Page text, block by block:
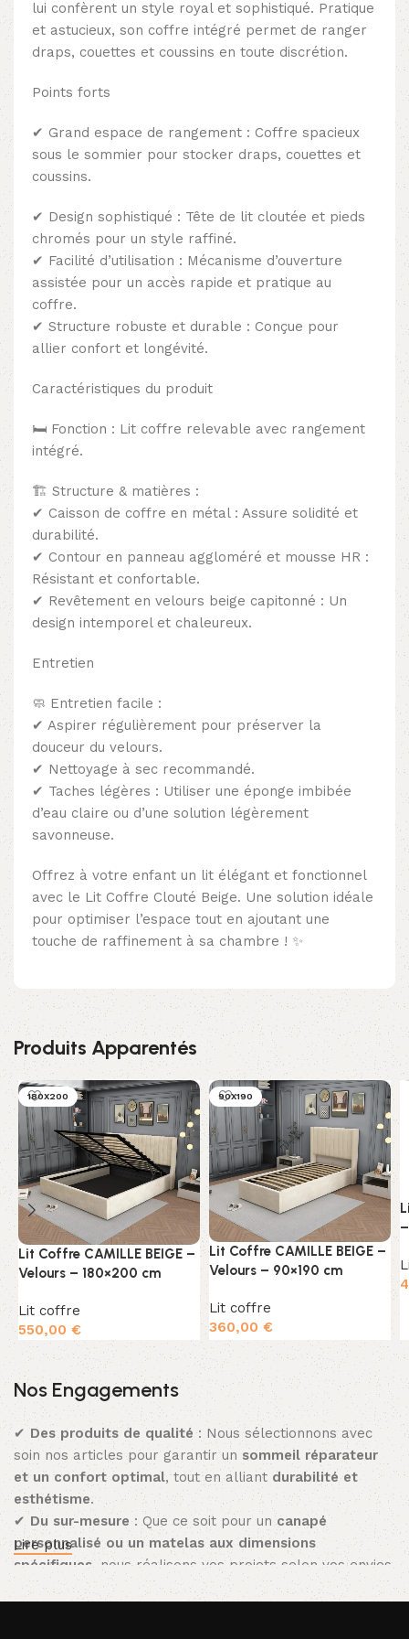
lui confèrent un style royal et sophistiqué. Pratique
et astucieux, son coffre intégré permet de ranger
draps, couettes et coussins en toute discrétion.
Points forts
✔ Grand espace de rangement : Coffre spacieux
sous le sommier pour stocker draps, couettes et
coussins.
✔ Design sophistiqué : Tête de lit cloutée et pieds
chromés pour un style raffiné.
✔ Facilité d’utilisation : Mécanisme d’ouverture
assistée pour un accès rapide et pratique au
coffre.
✔ Structure robuste et durable : Conçue pour
allier confort et longévité.
Caractéristiques du produit
🛏 Fonction : Lit coffre relevable avec rangement
intégré.
🏗 Structure & matières :
✔ Caisson de coffre en métal : Assure solidité et
durabilité.
✔ Contour en panneau aggloméré et mousse HR :
Résistant et confortable.
✔ Revêtement en velours beige capitonné : Un
design intemporel et chaleureux.
Entretien
🧼 Entretien facile :
✔ Aspirer régulièrement pour préserver la
douceur du velours.
✔ Nettoyage à sec recommandé.
✔ Taches légères : Utiliser une éponge imbibée
d’eau claire ou d’une solution légèrement
savonneuse.
Offrez à votre enfant un lit élégant et fonctionnel
avec le Lit Coffre Clouté Beige. Une solution idéale
pour optimiser l’espace tout en ajoutant une
touche de raffinement à sa chambre ! ✨
Produits Apparentés
180X200
Lit Coffre CAMILLE BEIGE –
Velours – 180×200 cm
Lit coffre
550,00 €
90X190
Lit Coffre CAMILLE BEIGE –
Velours – 90×190 cm
Lit coffre
360,00 €
Nos Engagements
✔Des produits de qualité : Nous sélectionnons avec
soin nos articles pour garantir un sommeil réparateur
et un confort optimal, tout en alliant durabilité et
esthétisme.
✔ Du sur-mesure: Que ce soit pour uncanapé
personnalisé ou un matelas aux dimensions
spécifiques, nous réalisons vos projets selon vos envies.
✔Livraison et installation partout en France: Pour
Lire plus